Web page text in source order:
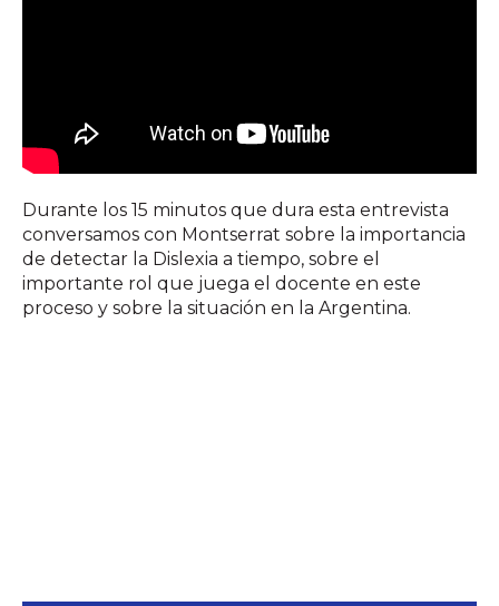
Durante los 15 minutos que dura esta entrevista
conversamos con Montserrat sobre la importancia
de detectar la Dislexia a tiempo, sobre el
importante rol que juega el docente en este
proceso y sobre la situación en la Argentina.